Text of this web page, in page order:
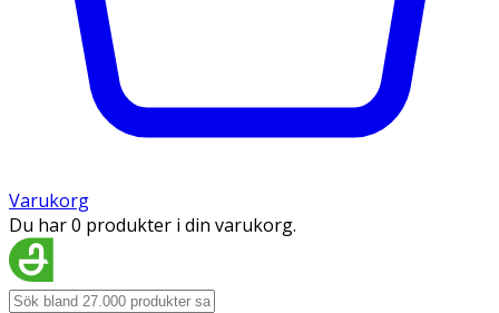
Varukorg
Du har 0 produkter i din varukorg.